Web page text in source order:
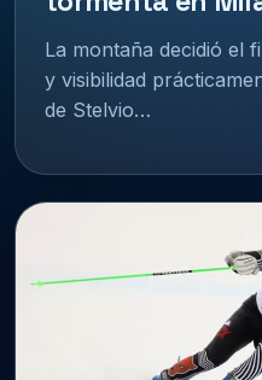
La montaña decidió el
y visibilidad
de Stelvio…